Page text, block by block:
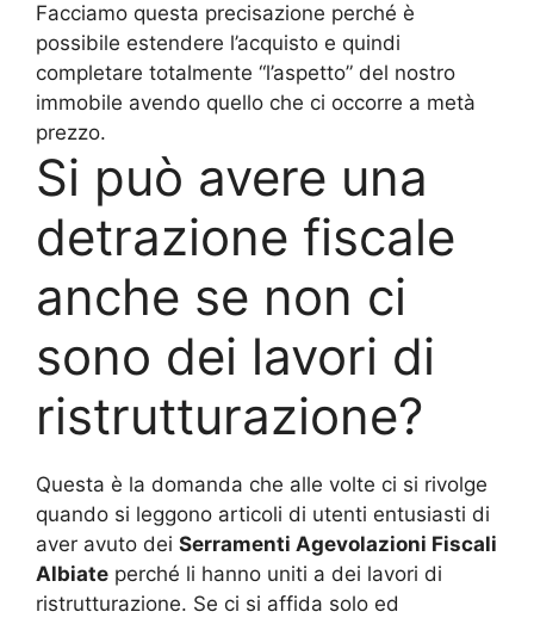
Facciamo questa precisazione perché è
possibile estendere l’acquisto e quindi
completare totalmente “l’aspetto” del nostro
immobile avendo quello che ci occorre a metà
prezzo.
Si può avere una
detrazione fiscale
anche se non ci
sono dei lavori di
ristrutturazione?
Questa è la domanda che alle volte ci si rivolge
quando si leggono articoli di utenti entusiasti di
aver avuto dei Serramenti Agevolazioni Fiscali
Albiate perché li hanno uniti a dei lavori di
ristrutturazione. Se ci si affida solo ed